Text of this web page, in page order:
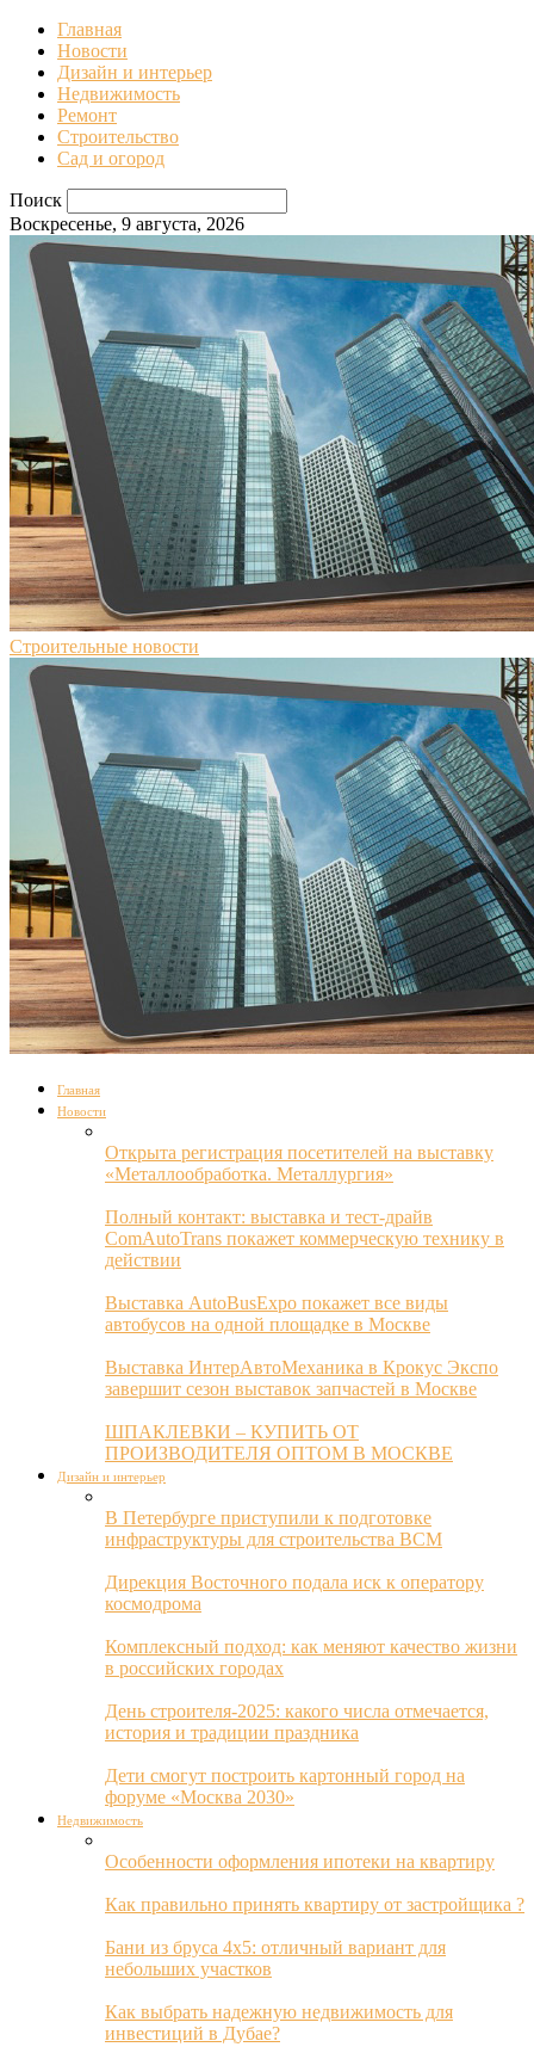
Главная
Новости
Дизайн и интерьер
Недвижимость
Ремонт
Строительство
Сад и огород
Поиск
Воскресенье, 9 августа, 2026
Строительные новости
Главная
Новости
Открыта регистрация посетителей на выставку
«Металлообработка. Металлургия»
Полный контакт: выставка и тест-драйв
ComAutoTrans покажет коммерческую технику в
действии
Выставка AutoBusExpo покажет все виды
автобусов на одной площадке в Москве
Выставка ИнтерАвтоМеханика в Крокус Экспо
завершит сезон выставок запчастей в Москве
ШПАКЛЕВКИ – КУПИТЬ ОТ
ПРОИЗВОДИТЕЛЯ ОПТОМ В МОСКВЕ
Дизайн и интерьер
В Петербурге приступили к подготовке
инфраструктуры для строительства ВСМ
Дирекция Восточного подала иск к оператору
космодрома
Комплексный подход: как меняют качество жизни
в российских городах
День строителя-2025: какого числа отмечается,
история и традиции праздника
Дети смогут построить картонный город на
форуме «Москва 2030»
Недвижимость
Особенности оформления ипотеки на квартиру
Как правильно принять квартиру от застройщика ?
Бани из бруса 4х5: отличный вариант для
небольших участков
Как выбрать надежную недвижимость для
инвестиций в Дубае?